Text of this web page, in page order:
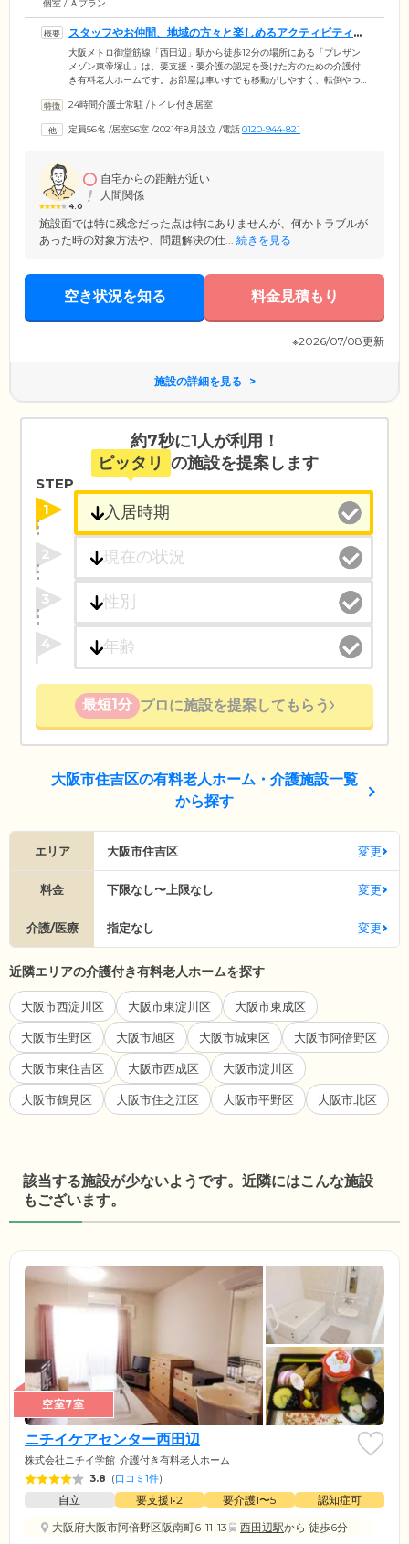
個室 / Ａプラン
スタッフやお仲間、地域の方々と楽しめるアクティビティが
充実しています
大阪メトロ御堂筋線「西田辺」駅から徒歩12分の場所にある「プレザン
メゾン東帝塚山」は、要支援・要介護の認定を受けた方のための介護付
き有料老人ホームです。お部屋は車いすでも移動がしやすく、転倒やつ
ースコールを設置した広々とした空間で、プライバシーを守りながら自
ゃべりを楽しんだり、ご興味のあるアクティビティにご参加したり、自
24時間介護士常駐 /トイレ付き居室
定員56名 /居室56室 /2021年8月設立 /電話0120-944-821
4.0
自宅からの距離が近い
人間関係
施設面では特に残念だった点は特にありませんが、何かトラブルが
あった時の対象方法や、問題解決の仕... 続きを見る
空き状況を知る 料金見積もり
※2026/07/08更新
施設の詳細を見る
約7秒に1人が利用！
ピッタリ の施設を提案します
STEP
1
2
3
4
最短1分 プロに施設を提案してもらう
大阪市住吉区の有料老人ホーム・介護施設一覧
から探す
エリア 大阪市住吉区 変更
料金 下限なし〜上限なし 変更
介護/医療 指定なし 変更
近隣エリアの介護付き有料老人ホームを探す
大阪市西淀川区 大阪市東淀川区 大阪市東成区
大阪市生野区 大阪市旭区 大阪市城東区 大阪市阿倍野区
大阪市東住吉区 大阪市西成区 大阪市淀川区
大阪市鶴見区 大阪市住之江区 大阪市平野区 大阪市北区
該当する施設が少ないようです。近隣にはこんな施設
もございます。
空室7室
ニチイケアセンター西田辺
株式会社ニチイ学館 介護付き有料老人ホーム
3.8 (口コミ1件)
自立 要支援1•2 要介護1〜5
認知症可
大阪府大阪市阿倍野区阪南町6-11-13
西田辺駅から 徒歩6分